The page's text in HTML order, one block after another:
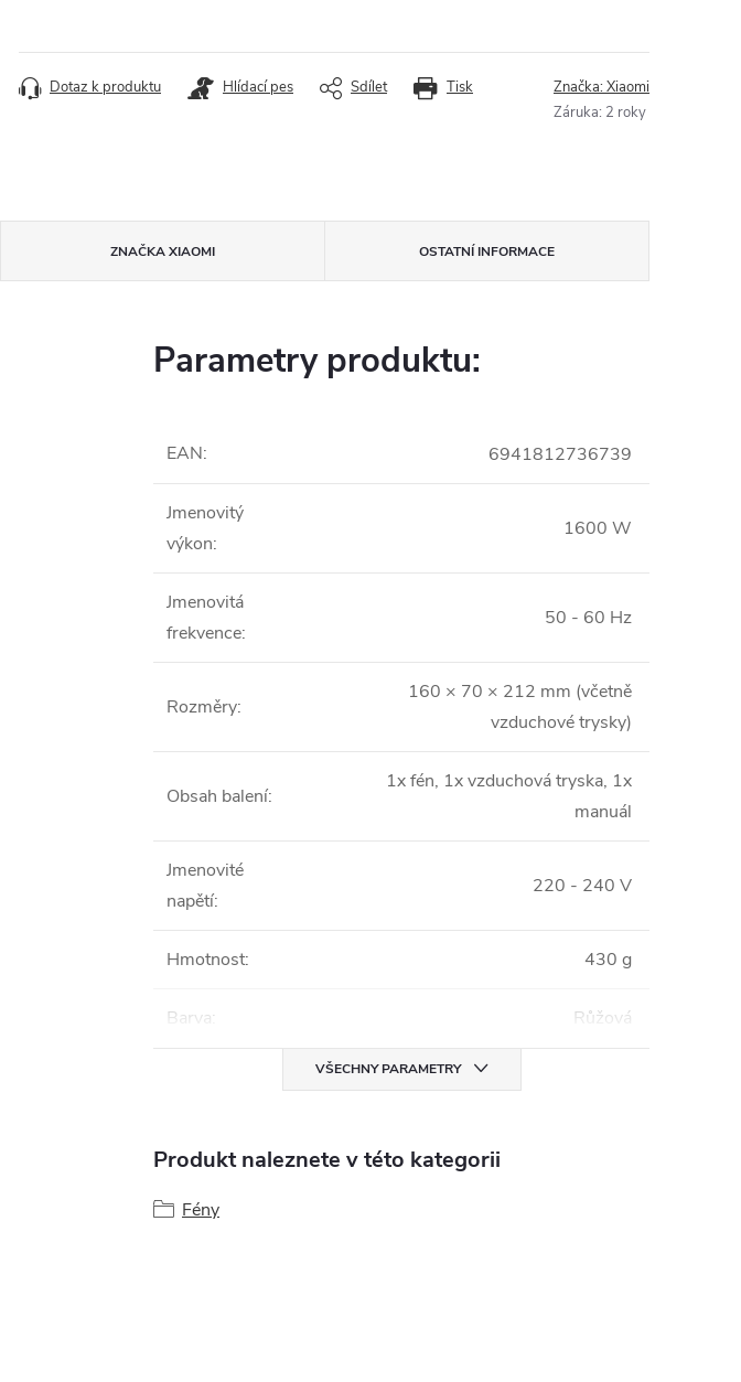
Tisk
Dotaz k produktu Hlídací pes Sdílet Značka:Xiaomi
Záruka: 2 roky
ZNAČKAXIAOMI OSTATNÍ INFORMACE
Parametry produktu:
EAN: 6941812736739
Jmenovitý
výkon:
1600 W
Jmenovitá
frekvence:
50 - 60 Hz
Rozměry:
160 × 70 × 212 mm (včetně
vzduchové trysky)
Obsah balení:
1x fén, 1x vzduchová tryska, 1x
manuál
Jmenovité
napětí:
220 - 240 V
Hmotnost: 430 g
Barva: Růžová
VŠECHNY PARAMETRY
Produkt naleznete v této kategorii
Fény